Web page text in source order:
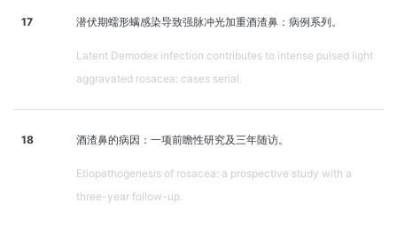
17 潜伏期蠕形螨感染导致强脉冲光加重酒渣鼻：病例系列。
Latent Demodex infection contributes to intense pulsed light
aggravated rosacea: cases serial.
18 酒渣鼻的病因：一项前瞻性研究及三年随访。
Etiopathogenesis of rosacea: a prospective study with a
three-year follow-up.